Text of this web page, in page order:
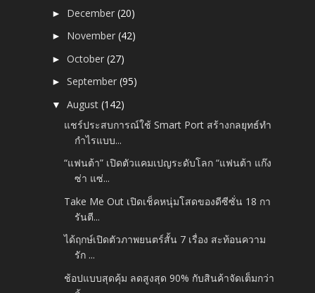
► December(20)
► November(42)
►October(27)
►September(95)
▼August(142)
แชร์ประสบการณ์ใช้ Smart Port สร้างกลยุทธ์ทำ
กำไรแบบ...
“แฟนต้า” เปิดตัวแคมเปญระดับโลก “แฟนต้า แก๊ง
ซ่า แซ่...
Take Me Out เปิดเช็คหนุ่มโสดของดีซีซั่น 18 กา
รันตี...
ได้ฤกษ์เปิดตัวภาพยนตร์สั้น 7 เรื่อง สะท้อนความ
รัก ...
ช้อปแบบสุดคุ้ม ลดสูงสุด 90% กับสินค้าจัดเต็มกว่า